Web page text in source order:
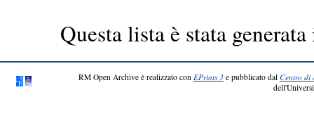
Questa lista è stata
RM Open Archive è realizzato con EPrints 3 e pubblicato dal Centro di